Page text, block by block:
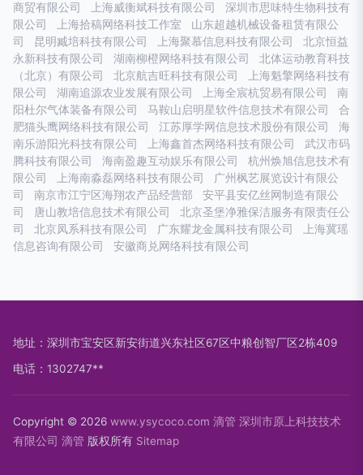
商贸有限公司
上海威衡斌科技有限公司
深圳市思味特生物科技有
限公司
上海拾稿网络科技工作室
山东超越机械设备租赁有限公
司
昆明臧培科技有限公司 上海聚慕信息科技有限公司
北京恒益
永新科技有限公司
湖南柳橙网络科技有限公司
北体运动教育科技
（北京）有限公司
北京航吉旺科技有限公司
上海魁擎网络科技有
限公司
湖南追源农业发展有限公司 上海全宸杭贸易有限公司
南
阳杜尔气体装备有限公司
马鞍山启明星软件信息技术有限公司
合
肥猫头鹰网络科技有限公司
江苏厚学网信息技术股份有限公司
海
南乐游阳光科技有限公司
上海鑫首杰网络科技有限公司
武汉市码
腾科技有限公司
海南盈趣互动娱乐有限公司
杭州焕旭信息技术有
限公司
上海南淼磊网络科技有限公司
广州枫艺展览设计有限公
司
南京市江宁区海翔农产品经营部
安平县安亿丝网制造有限公
司
唐山教培信息技术有限公司
北京圣堡净雅保洁服务有限责任公
司
北京凤系科技有限公司 广东耀龙金属科技有限公司
上海冀瑶
信息咨询有限公司
安徽商兑网络科技有限公司
地址：深圳市宝安区新安街道兴东社区67区中粮创智厂区2栋409
电话：1302747**
Copyright © 2026 www.ysycoco.com 滴管 深圳市原上科技技术
有限公司 滴管 版权所有 Sitemap